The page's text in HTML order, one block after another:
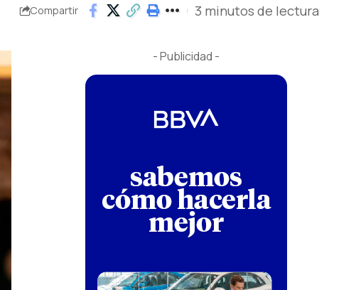
Compartir 3 minutos de lectura
- Publicidad -